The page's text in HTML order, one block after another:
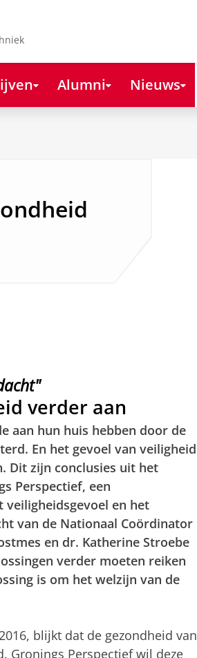
Alumni Nieuws
verder aan
aan hun huis hebben door de
En het gevoel van veiligheid
Dit zijn conclusies uit het
Perspectief, een
en het
van de Nationaal Coördinator
en dr. Katherine Stroebe
verder moeten reiken
is om het welzijn van de
blijkt dat de gezondheid van
Gronings Perspectief wil deze